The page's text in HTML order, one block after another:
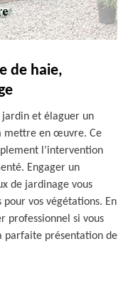
de haie,
et élaguer un
mettre en œuvre. Ce
l’intervention
Engager un
de jardinage vous
vos végétations. En
professionnel si vous
parfaite présentation de